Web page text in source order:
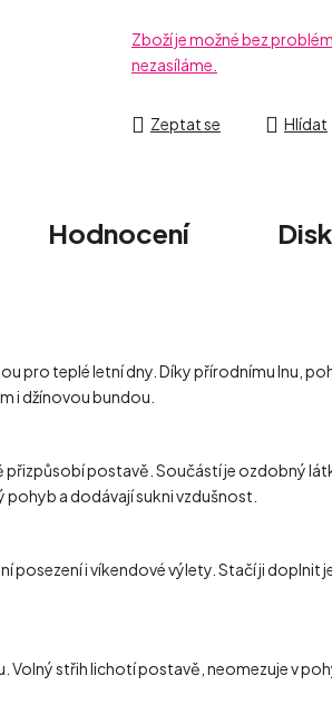
Zboží je možné bez
nezasíláme.
Zeptat se Hlídat
Hodnocení
pro teplé letní dny. Díky přírodnímu lnu,
i džínovou bundou.
postavě. Součástí je ozdobný
a dodávají sukni vzdušnost.
posezení i víkendové výlety. Stačí ji
střih lichotí postavě, neomezuje v